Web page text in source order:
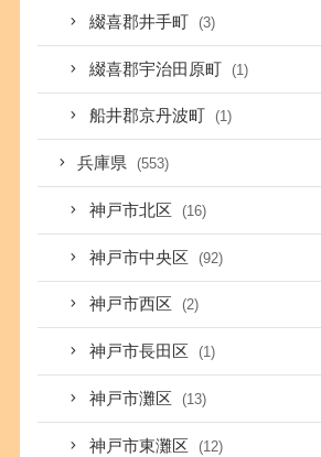
綴喜郡井手町 (3)
綴喜郡宇治田原町 (1)
船井郡京丹波町 (1)
兵庫県 (553)
神戸市北区 (16)
神戸市中央区 (92)
神戸市西区 (2)
神戸市長田区 (1)
神戸市灘区 (13)
神戸市東灘区 (12)